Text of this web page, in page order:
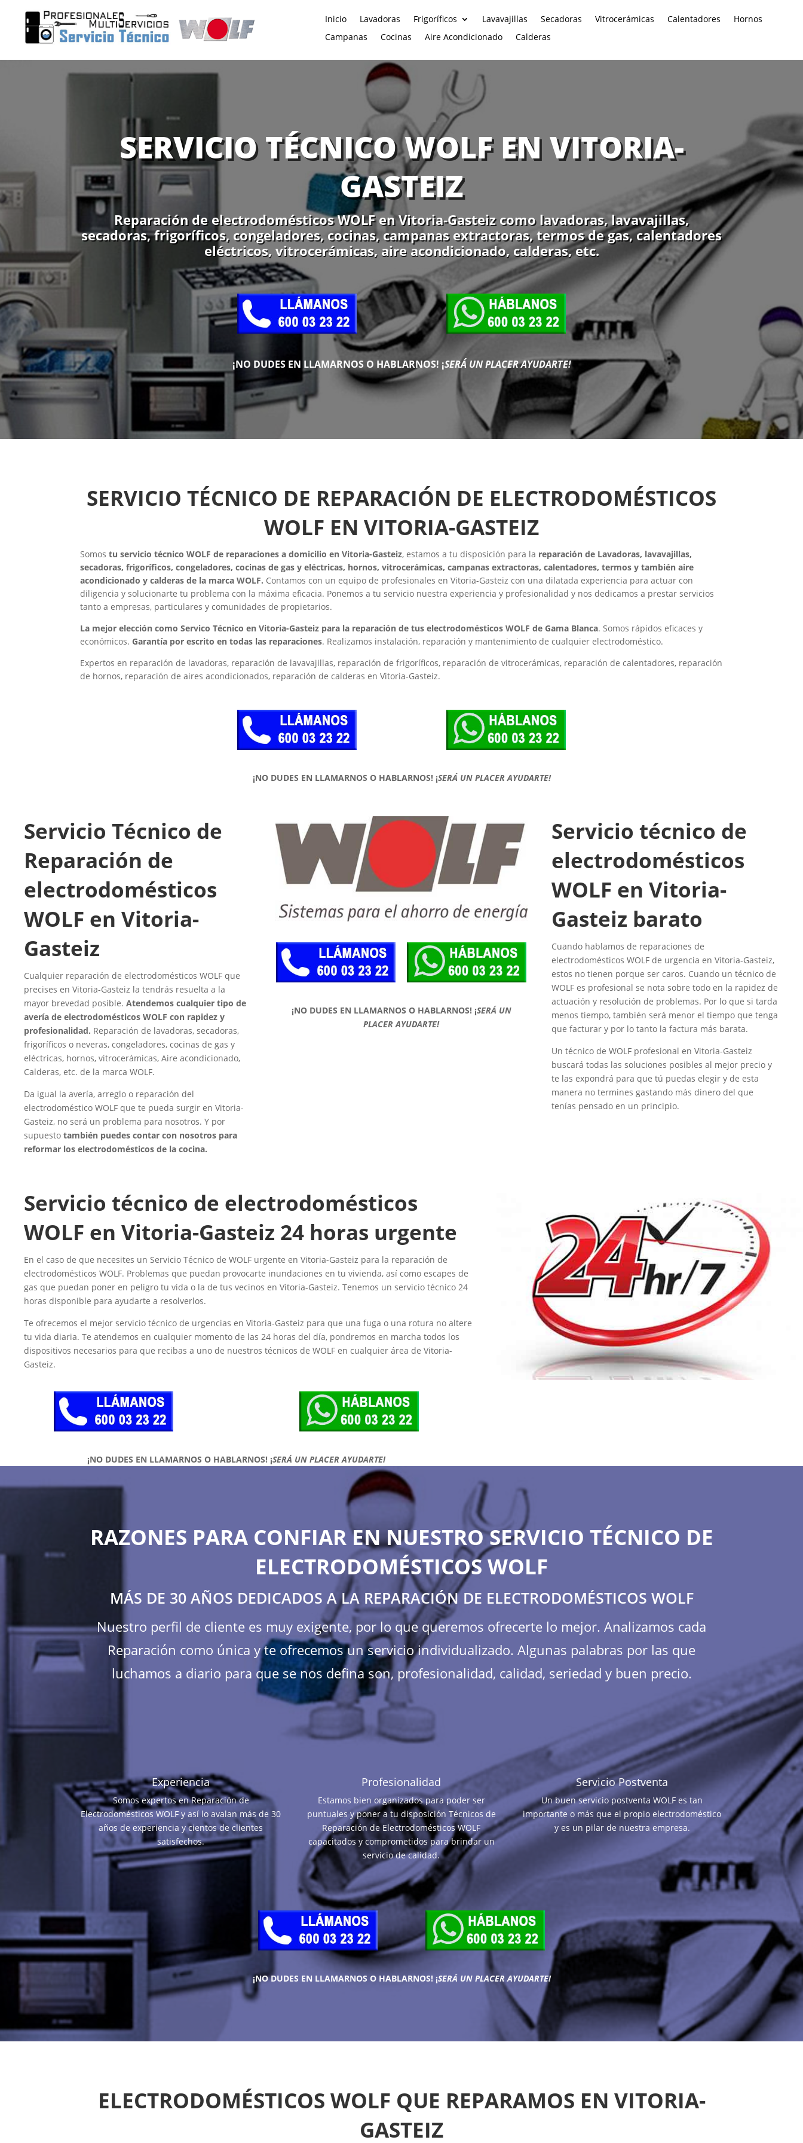
Inicio Lavadoras Frigoríficos Lavavajillas Secadoras Vitrocerámicas Calentadores
Hornos
Campanas
Cocinas Aire Acondicionado Calderas
SERVICIO TÉCNICO WOLF EN VITORIA-
GASTEIZ
Reparación de electrodomésticos WOLF en Vitoria-Gasteiz como lavadoras, lavavajillas,
secadoras, frigoríficos, congeladores, cocinas, campanas extractoras, termos de gas, calentadores
eléctricos, vitrocerámicas, aire acondicionado, calderas, etc.
¡NO DUDES EN LLAMARNOS O HABLARNOS! ¡SERÁ UN PLACER AYUDARTE!
SERVICIO TÉCNICO DE REPARACIÓN DE ELECTRODOMÉSTICOS
WOLF EN VITORIA-GASTEIZ
Somostu servicio técnico WOLF de reparaciones a domicilio en Vitoria-Gasteiz, estamos a tu disposición para la reparación de Lavadoras, lavavajillas,
secadoras, frigoríficos, congeladores, cocinas de gas y eléctricas, hornos, vitrocerámicas, campanas extractoras, calentadores, termos y también aire
acondicionado y calderas de la marca WOLF. Contamos con un equipo de profesionales en Vitoria-Gasteiz con una dilatada experiencia para actuar con
diligencia y solucionarte tu problema con la máxima eficacia. Ponemos a tu servicio nuestra experiencia y profesionalidad y nos dedicamos a prestar servicios
tanto a empresas, particulares y comunidades de propietarios.
La mejor elección como Servico Técnico en Vitoria-Gasteiz para la reparación de tus electrodomésticos WOLF de Gama Blanca. Somos rápidos eficaces y
económicos.Garantía por escrito en todas las reparaciones. Realizamos instalación, reparación y mantenimiento de cualquier electrodoméstico.
Expertos en reparación de lavadoras, reparación de lavavajillas, reparación de frigoríficos, reparación de vitrocerámicas, reparación de calentadores, reparación
de hornos, reparación de aires acondicionados, reparación de calderas en Vitoria-Gasteiz.
¡NO DUDES EN LLAMARNOS O HABLARNOS! ¡SERÁ UN PLACER AYUDARTE!
Servicio Técnico de
Reparación de
electrodomésticos
WOLF en Vitoria-
Gasteiz
Cualquier reparación de electrodomésticos WOLF que
precises en Vitoria-Gasteiz la tendrás resuelta a la
mayor brevedad posible. Atendemos cualquier tipo de
avería de electrodomésticos WOLF con rapidez y
profesionalidad. Reparación de lavadoras, secadoras,
frigoríficos o neveras, congeladores, cocinas de gas y
eléctricas, hornos, vitrocerámicas, Aire acondicionado,
Calderas, etc. de la marca WOLF.
Da igual la avería, arreglo o reparación del
electrodoméstico WOLF que te pueda surgir en Vitoria-
Gasteiz, no será un problema para nosotros. Y por
supuesto también puedes contar con nosotros para
reformar los electrodomésticos de la cocina.
¡NO DUDES EN LLAMARNOS O HABLARNOS! ¡SERÁ UN
PLACER AYUDARTE!
Servicio técnico de
electrodomésticos
WOLF en Vitoria-
Gasteiz barato
Cuando hablamos de reparaciones de
electrodomésticos WOLF de urgencia en Vitoria-Gasteiz,
estos no tienen porque ser caros. Cuando un técnico de
WOLF es profesional se nota sobre todo en la rapidez de
actuación y resolución de problemas. Por lo que si tarda
menos tiempo, también será menor el tiempo que tenga
que facturar y por lo tanto la factura más barata.
Un técnico de WOLF profesional en Vitoria-Gasteiz
buscará todas las soluciones posibles al mejor precio y
te las expondrá para que tú puedas elegir y de esta
manera no termines gastando más dinero del que
tenías pensado en un principio.
Servicio técnico de electrodomésticos
WOLF en Vitoria-Gasteiz 24 horas urgente
En el caso de que necesites un Servicio Técnico de WOLF urgente en Vitoria-Gasteiz para la reparación de
electrodomésticos WOLF. Problemas que puedan provocarte inundaciones en tu vivienda, así como escapes de
gas que puedan poner en peligro tu vida o la de tus vecinos en Vitoria-Gasteiz. Tenemos un servicio técnico 24
horas disponible para ayudarte a resolverlos.
Te ofrecemos el mejor servicio técnico de urgencias en Vitoria-Gasteiz para que una fuga o una rotura no altere
tu vida diaria. Te atendemos en cualquier momento de las 24 horas del día, pondremos en marcha todos los
dispositivos necesarios para que recibas a uno de nuestros técnicos de WOLF en cualquier área de Vitoria-
Gasteiz.
¡NO DUDES EN LLAMARNOS O HABLARNOS! ¡SERÁ UN PLACER AYUDARTE!
RAZONES PARA CONFIAR EN NUESTRO SERVICIO TÉCNICO DE
ELECTRODOMÉSTICOS WOLF
MÁS DE 30 AÑOS DEDICADOS A LA REPARACIÓN DE ELECTRODOMÉSTICOS WOLF
Nuestro perfil de cliente es muy exigente, por lo que queremos ofrecerte lo mejor. Analizamos cada
Reparación como única y te ofrecemos un servicio individualizado. Algunas palabras por las que
luchamos a diario para que se nos defina son, profesionalidad, calidad, seriedad y buen precio.
Experiencia
Somos expertos en Reparación de
Electrodomésticos WOLF y así lo avalan más de 30
años de experiencia y cientos de clientes
satisfechos.
Profesionalidad
Estamos bien organizados para poder ser
puntuales y poner a tu disposición Técnicos de
Reparación de Electrodomésticos WOLF
capacitados y comprometidos para brindar un
servicio de calidad.
Servicio Postventa
Un buen servicio postventa WOLF es tan
importante o más que el propio electrodoméstico
y es un pilar de nuestra empresa.
¡NO DUDES EN LLAMARNOS O HABLARNOS! ¡SERÁ UN PLACER AYUDARTE!
ELECTRODOMÉSTICOS WOLF QUE REPARAMOS EN VITORIA-
GASTEIZ